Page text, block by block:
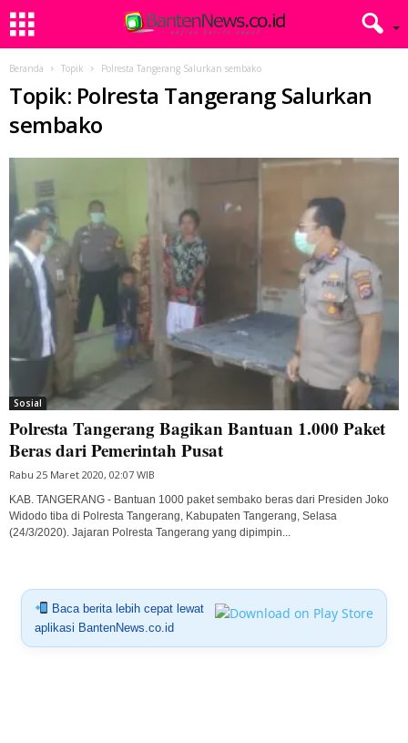
Beranda Topik Polresta Tangerang Salurkan sembako
Topik: Polresta Tangerang Salurkan
sembako
Sosial
Polresta Tangerang Bagikan Bantuan 1.000 Paket
Beras dari Pemerintah Pusat
Rabu 25 Maret 2020, 02:07 WIB
KAB. TANGERANG - Bantuan 1000 paket sembako beras dari Presiden Joko
Widodo tiba di Polresta Tangerang, Kabupaten Tangerang, Selasa
(24/3/2020). Jajaran Polresta Tangerang yang dipimpin...
Baca berita lebih cepat lewat
aplikasi BantenNews.co.id